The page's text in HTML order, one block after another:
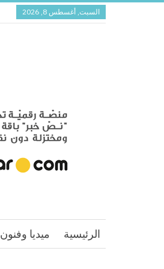
السبت, أغسطس 8, 2026
الرئيسية ميديا وفنون